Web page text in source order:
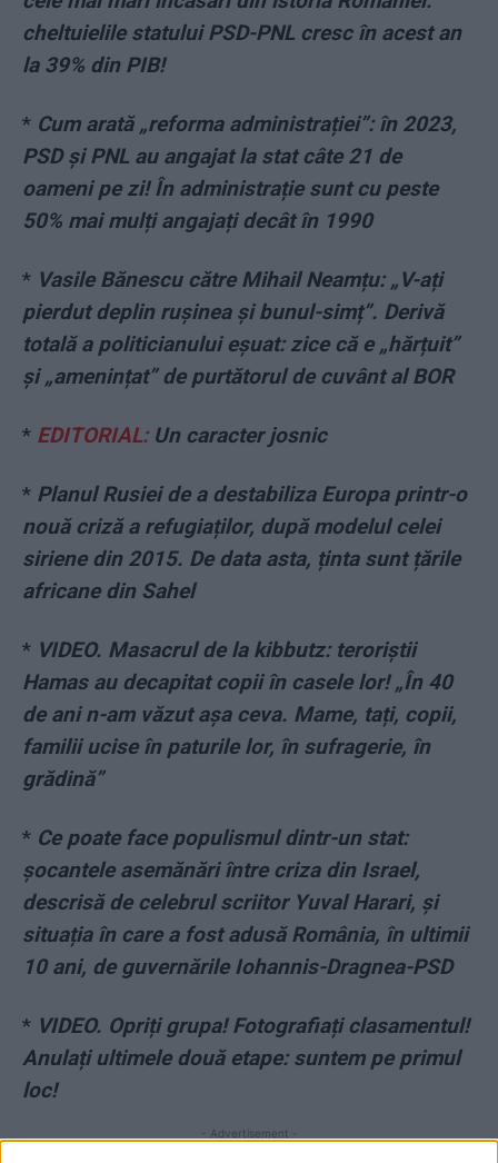
cheltuielile statului PSD-PNL cresc în acest an
la 39% din PIB!
* Cum arată „reforma administrației”: în 2023,
PSD și PNL au angajat la stat câte 21 de
oameni pe zi! În administrație sunt cu peste
50% mai mulți angajați decât în 1990
* Vasile Bănescu către Mihail Neamțu: „V-ați
pierdut deplin rușinea și bunul-simț”. Derivă
totală a politicianului eșuat: zice că e „hărțuit”
și „amenințat” de purtătorul de cuvânt al BOR
* EDITORIAL:Un caracter josnic
* Planul Rusiei de a destabiliza Europa printr-o
nouă criză a refugiaților, după modelul celei
siriene din 2015. De data asta, ținta sunt țările
africane din Sahel
* VIDEO. Masacrul de la kibbutz: teroriștii
Hamas au decapitat copii în casele lor! „În 40
de ani n-am văzut așa ceva. Mame, tați, copii,
familii ucise în paturile lor, în sufragerie, în
grădină”
* Ce poate face populismul dintr-un stat:
șocantele asemănări între criza din Israel,
descrisă de celebrul scriitor Yuval Harari, și
situația în care a fost adusă România, în ultimii
10 ani, de guvernările Iohannis-Dragnea-PSD
* VIDEO. Opriți grupa! Fotografiați clasamentul!
Anulați ultimele două etape: suntem pe primul
loc!
- Advertisement -